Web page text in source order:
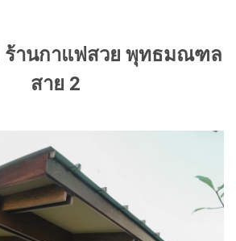
ร้านกาแฟสวย พุทธมณฑล
สาย 2